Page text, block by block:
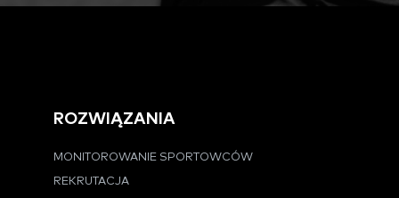
ROZWIĄZANIA
MONITOROWANIE SPORTOWCÓW
REKRUTACJA